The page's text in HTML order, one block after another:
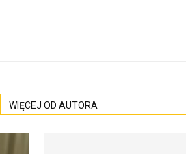
WIĘCEJ OD AUTORA